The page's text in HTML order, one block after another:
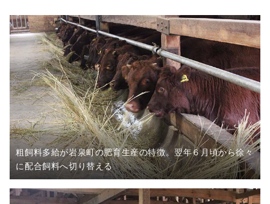
粗飼料多給が岩泉町の肥育生産の特徴。翌年６月頃から徐々
に配合飼料へ切り替える